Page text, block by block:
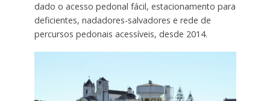
dado o acesso pedonal fácil, estacionamento para
deficientes, nadadores-salvadores e rede de
percursos pedonais acessíveis, desde 2014.